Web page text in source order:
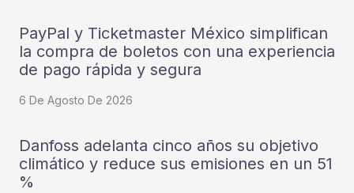
PayPal y Ticketmaster México simplifican
la compra de boletos con una experiencia
de pago rápida y segura
6 De Agosto De 2026
Danfoss adelanta cinco años su objetivo
climático y reduce sus emisiones en un 51
%